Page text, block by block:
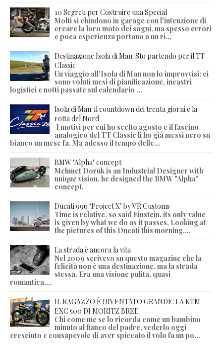
10 Segreti per Costruire una Special
Molti si chiudono in garage con l'intenzione di
creare la loro moto dei sogni, ma spesso errori
e poca esperienza portano a un ri...
Destinazione Isola di Man: Sto partendo per il TT
Classic
Un viaggio all'Isola di Man non lo improvvisi: ci
sono voluti mesi di pianificazione, incastri
logistici e notti passate sul calendario ...
Isola di Man: il countdown dei trenta giorni e la
rotta del Nord
I motivi per cui ho scelto agosto e il fascino
analogico del TT Classic li ho già messi nero su
bianco un mese fa. Ma adesso il tempo delle...
BMW "Alpha" concept
Mehmet Doruk is an Industrial Designer with
unique vision, he designed the BMW "Alpha"
concept.
Ducati 996 ‘Project X’ by VR Customs
Time is relative, so said Einstein, its only value
is given by what we do as it passes. Looking at
the pictures of this Ducati this morning,...
La strada è ancora la vita
Nel 2009 scrivevo su questo magazine che la
felicità non è una destinazione, ma la strada
stessa. Era una visione pulita, quasi
romantica....
IL RAGAZZO È DIVENTATO GRANDE: LA KTM
EXC 500 DI MORITZ BREE
Chi come me se lo ricorda come un bambino
minuto al fianco del padre, vederlo oggi
cresciuto e consapevole di aver spiccato il volo fa un po...